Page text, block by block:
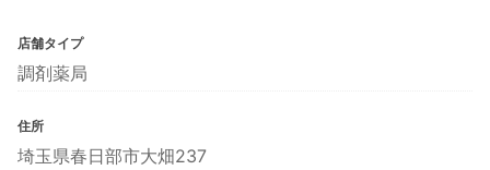
店舗タイプ
調剤薬局
住所
埼玉県春日部市大畑237